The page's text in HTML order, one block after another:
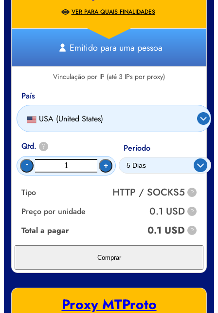
VER PARA QUAIS FINALIDADES
Emitido para uma pessoa
Vinculação por IP (até 3 IPs por proxy)
País
USA (United States)
Qtd. ?
- +
Período
Tipo HTTP / SOCKS5 ?
Preço por unidade 0.1 USD ?
Total a pagar 0.1 USD ?
Comprar
Proxy MTProto